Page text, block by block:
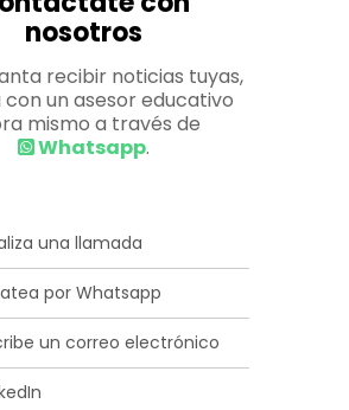
nosotros
recibir noticias tuyas,
un asesor educativo
mismo a través de
Whatsapp.
una llamada
por Whatsapp
un correo electrónico